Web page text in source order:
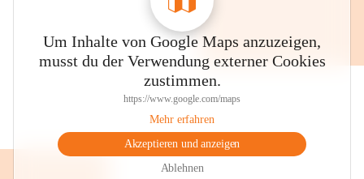
Um Inhalte von Google Maps anzuzeigen,
musst du der Verwendung externer Cookies
zustimmen.
https://www.google.com/maps
Mehr erfahren
Akzeptieren und anzeigen
Ablehnen